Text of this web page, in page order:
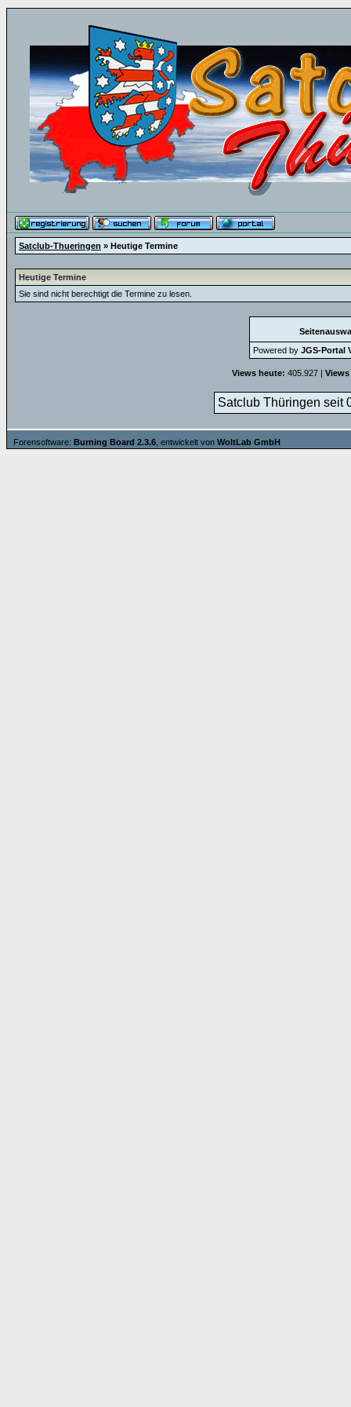
Satclub-Thueringen » Heutige Termine
Heutige Termine
Sie sind nicht berechtigt die Termine zu lesen.
Powered by JGS-Portal
Views heute: 405.927 |
Satclub Thüringen seit
Forensoftware: Burning Board 2.3.6 , entwickelt von WoltLab GmbH